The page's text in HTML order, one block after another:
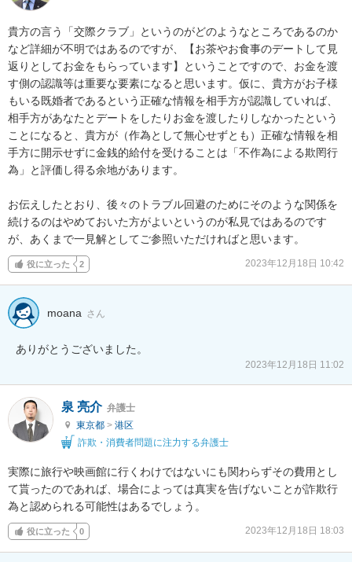
貴方の言う「交際クラブ」というのがどのようなところであるのか
など詳細が不明ではあるのですが、【お茶やお食事のデートして見
返りとしてお金をもらっています】ということですので、お金を渡
す側の認識等は重要な要素になると思います。仮に、貴方がお子様
もいる既婚者であるという正確な情報を相手方が認識していれば、
相手方があなたとデートをしたりお金を渡したりしなかったという
ことになると、貴方が（作為として無心せずとも）正確な情報を相
手方に開示せずに金銭的給付を受けることは「不作為による欺罔行
為」と評価し得る余地があります。
お伝えしたとおり、後々のトラブル回避のためにそのような関係を
続けるのはやめておいた方がよいというのが私見ではあるのです
が、あくまで一見解としてご参照いただければと思います。
役に立った 2 2023年12月18日 10:42
moana さん
ありがとうございました。
2023年12月18日 11:02
泉 亮介 弁護士
東京都 > 港区
詐欺・消費者問題に注力する弁護士
実際に旅行や映画館に行くわけではないにも関わらずその費用とし
て貰ったのであれば、場合によっては真実を告げないことが詐欺行
為と認められる可能性はあるでしょう。
役に立った 0 2023年12月18日 18:03